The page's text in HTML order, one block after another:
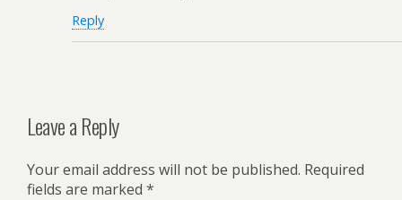
Reply
Leave a Reply
Your email address will not be published. Required
fields are marked *